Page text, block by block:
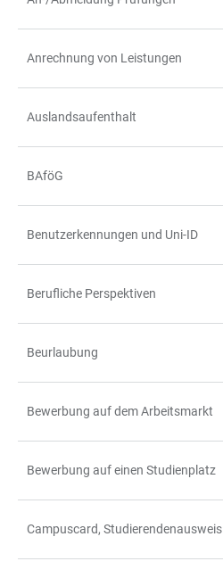
Anrechnung von Leistungen
Auslandsaufenthalt
BAföG
Benutzerkennungen und Uni-ID
Berufliche Perspektiven
Beurlaubung
Bewerbung auf dem Arbeitsmarkt
Bewerbung auf einen Studienplatz
Campuscard, Studierendenausweis